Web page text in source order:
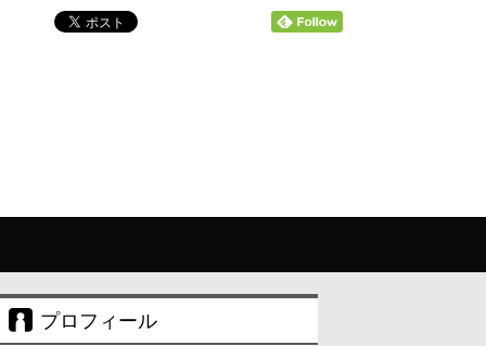
プロフィール